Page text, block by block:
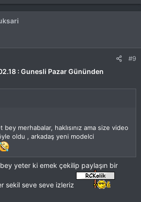
#9
: Gunesli Pazar Gününden
bey merhabalar, haklısınız ama size video
oldu , arkadaş yeni modelci
yeter ki emek çekilip paylaşın bir
sekil seve seve izleriz